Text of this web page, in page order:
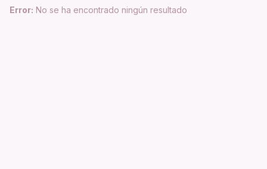
Error: No se ha encontrado ningún resultado